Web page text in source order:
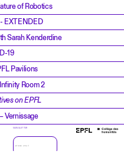
of Robotics
EXTENDED
Sarah Kenderdine
19
Pavilions
Room 2
on EPFL
Vernissage
NEWSLETTER